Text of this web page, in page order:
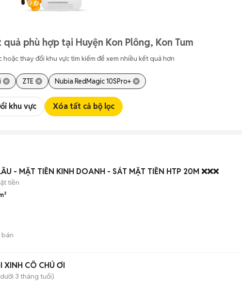
phù hợp tại Huyện Kon Plông, Kon Tum
hoặc thay đổi khu vực tìm kiếm để xem nhiều kết quả hơn
ZTE Nubia RedMagic 10SPro+
khu vực Xóa tất cả bộ lọc
- MẶT TIỀN KINH DOANH - SÁT MẶT TIỀN HTP 20M ❌❌❌
tiền
bán
XINH CÔ CHÚ ƠI
3 tháng tuổi)